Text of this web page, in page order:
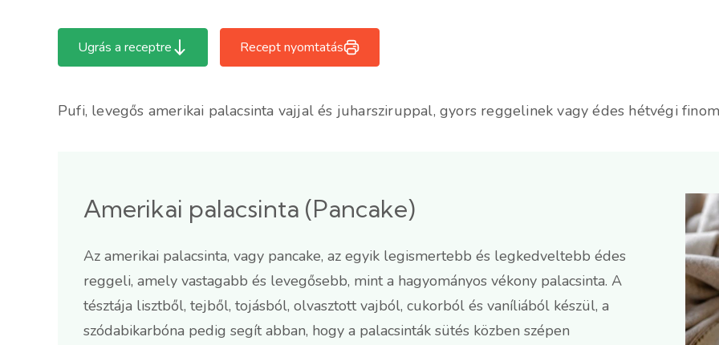
Ugrás a receptre Recept nyomtatás
Pufi, levegős amerikai palacsinta vajjal és juharsziruppal, gyors reggelinek vagy édes hétvégi
Amerikai palacsinta (Pancake)
Az amerikai palacsinta, vagy pancake, az egyik legismertebb és legkedveltebb édes
reggeli, amely vastagabb és levegősebb, mint a hagyományos vékony palacsinta. A
tésztája lisztből, tejből, tojásból, olvasztott vajból, cukorból és vaníliából készül, a
szódabikarbóna pedig segít abban, hogy a palacsinták sütés közben szépen